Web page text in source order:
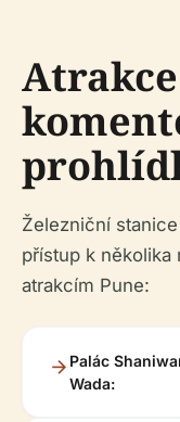
Železniční
přístup k několika
atrakcím Pune:
Palác
Wada: